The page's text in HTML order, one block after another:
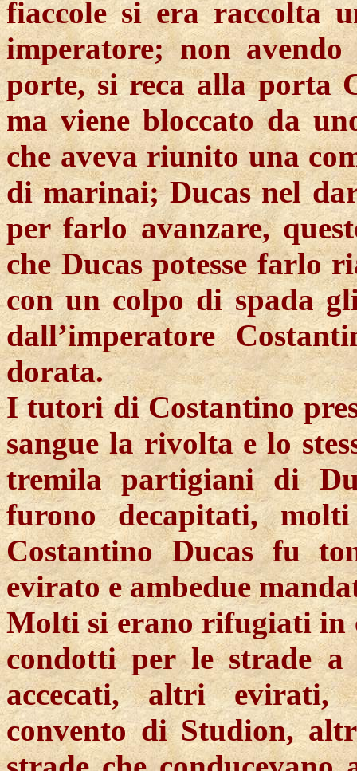
fiaccole si era raccolta
imperatore; non avendo
porte, si reca alla porta
ma viene bloccato da
che aveva riunito una
di marinai;Ducasnel
per farlo avanzare,
cheDucaspotesse farlo
con un colpo di spada
dall’imperatore
dorata.
I tutori di Costantino
sanguela rivolta e lo
tremila partigiani di
furono decapitati,
CostantinoDucasfu
evirato e ambedue
Molti si erano rifugiati in
condotti per le strade
accecati, altri
convento diStudion,